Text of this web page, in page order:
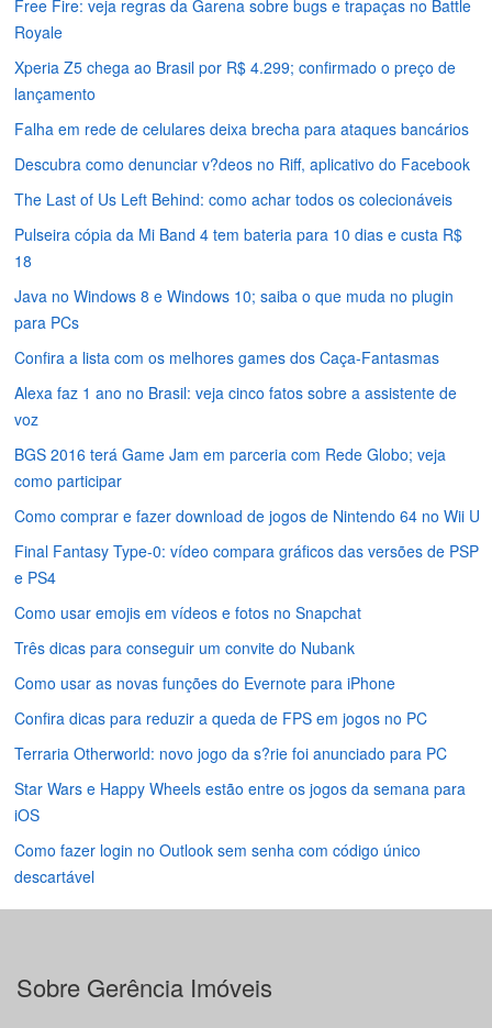
Free Fire: veja regras da Garena sobre bugs e trapaças no Battle
Royale
Xperia Z5 chega ao Brasil por R$ 4.299; confirmado o preço de
lançamento
Falha em rede de celulares deixa brecha para ataques bancários
Descubra como denunciar v?deos no Riff, aplicativo do Facebook
The Last of Us Left Behind: como achar todos os colecionáveis
Pulseira cópia da Mi Band 4 tem bateria para 10 dias e custa R$
18
Java no Windows 8 e Windows 10; saiba o que muda no plugin
para PCs
Confira a lista com os melhores games dos Caça-Fantasmas
Alexa faz 1 ano no Brasil: veja cinco fatos sobre a assistente de
voz
BGS 2016 terá Game Jam em parceria com Rede Globo; veja
como participar
Como comprar e fazer download de jogos de Nintendo 64 no Wii U
Final Fantasy Type-0: vídeo compara gráficos das versões de PSP
e PS4
Como usar emojis em vídeos e fotos no Snapchat
Três dicas para conseguir um convite do Nubank
Como usar as novas funções do Evernote para iPhone
Confira dicas para reduzir a queda de FPS em jogos no PC
Terraria Otherworld: novo jogo da s?rie foi anunciado para PC
Star Wars e Happy Wheels estão entre os jogos da semana para
iOS
Como fazer login no Outlook sem senha com código único
descartável
Sobre Gerência Imóveis